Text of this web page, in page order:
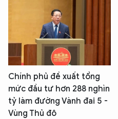
Chính phủ đề xuất tổng
mức đầu tư hơn 288 nghìn
tỷ làm đường Vành đai 5 -
Vùng Thủ đô